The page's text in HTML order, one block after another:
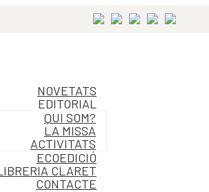
NOVETATS
EDITORIAL
QUI SOM?
LA MISSA
ACTIVITATS
ECOEDICIÓ
CLARET
CONTACTE